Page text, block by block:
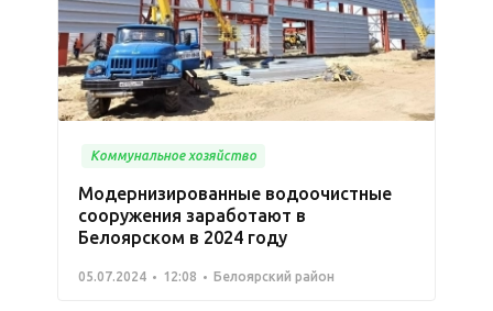
Коммунальное хозяйство
Модернизированные водоочистные
сооружения заработают в
Белоярском в 2024 году
05.07.2024 12:08 Белоярский район